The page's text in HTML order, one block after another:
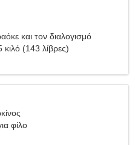
και τον διαλογισμό
(143 λίβρες)
φίλο